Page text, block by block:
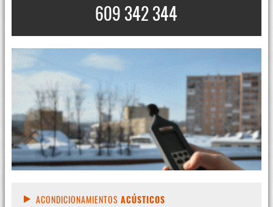
609 342 344
ACONDICIONAMIENTOS ACÚSTICOS